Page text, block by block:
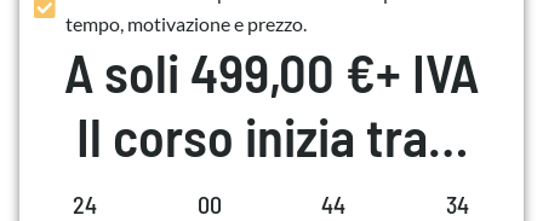
tempo, motivazione e prezzo.
A soli 499,00 €+ IVA
Il corso inizia tra…
24
00
44
33